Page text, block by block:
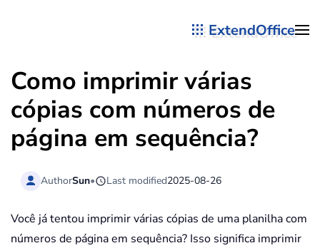
ExtendOffice
Como imprimir várias
cópias com números de
página em sequência?
AuthorSun• Last modified2025-08-26
Você já tentou imprimir várias cópias de uma planilha com
números de página em sequência? Isso significa imprimir